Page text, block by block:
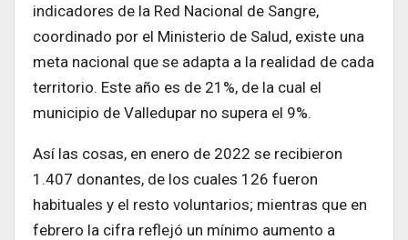
indicadores de la Red Nacional de Sangre,
coordinado por el Ministerio de Salud, existe una
meta nacional que se adapta a la realidad de cada
territorio. Este año es de 21%, de la cual el
municipio de Valledupar no supera el 9%.
Así las cosas, en enero de 2022 se recibieron
1.407 donantes, de los cuales 126 fueron
habituales y el resto voluntarios; mientras que en
febrero la cifra reflejó un mínimo aumento a